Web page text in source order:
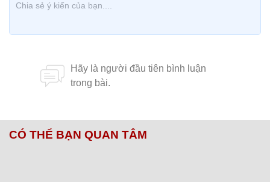
CÓ THỂ BẠN QUAN TÂM